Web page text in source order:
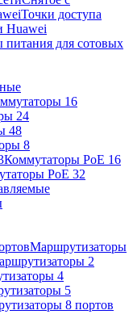
Точки доступа
Huawei
питания для сотовых
16
24
48
8
Коммутаторы PoE 16
PoE 32
Маршрутизаторы
2
4
5
8 портов